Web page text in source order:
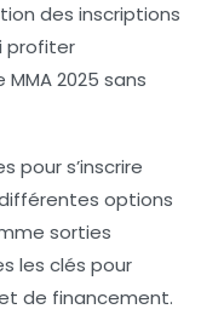
des inscriptions
profiter
2025 sans
pour s’inscrire
options
sorties
les clés pour
de financement.